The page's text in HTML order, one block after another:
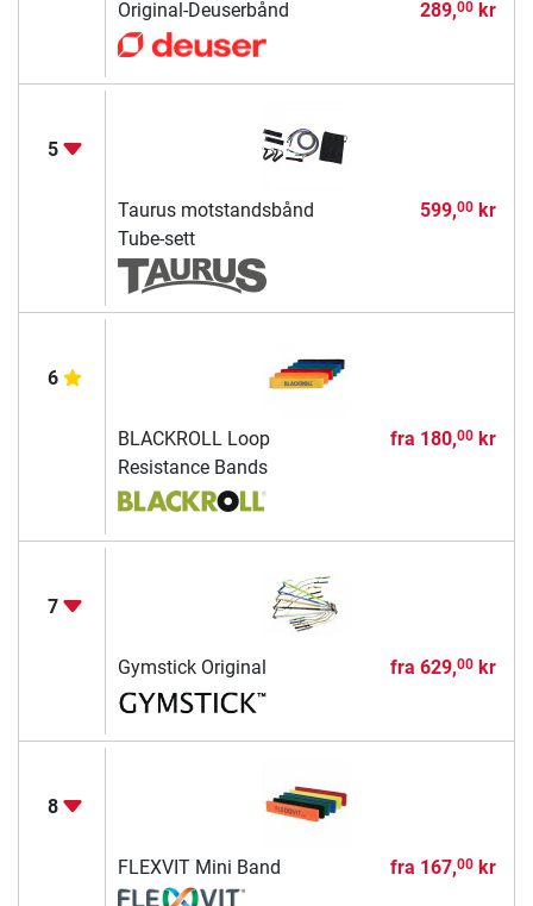
Original-Deuserbånd 289,00kr
5
Taurus motstandsbånd
Tube-sett
599,00kr
6
BLACKROLL Loop
Resistance Bands
fra 180,00kr
7
Gymstick Original fra 629,00kr
8
FLEXVIT Mini Band fra 167,00kr